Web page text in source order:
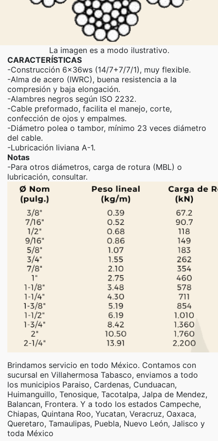
La imagen es a modo ilustrativo.
CARACTERÍSTICAS
-Construcción 6x36ws (14/7+7/7/1), muy flexible.
-Alma de acero (IWRC), buena resistencia a la
compresión y baja elongación.
-Alambres negros según ISO 2232.
-Cable preformado, facilita el manejo, corte,
confección de ojos y empalmes.
-Diámetro polea o tambor, mínimo 23 veces diámetro
del cable.
-Lubricación liviana A-1.
Notas
-Para otros diámetros, carga de rotura (MBL) o
lubricación, consultar.
Brindamos servicio en todo México. Contamos con
sucursal en Villahermosa Tabasco, enviamos a todo
los municipios Paraiso, Cardenas, Cunduacan,
Huimanguillo, Tenosique, Tacotalpa, Jalpa de Mendez,
Balancan, Frontera. Y a todo los estados Campeche,
Chiapas, Quintana Roo, Yucatan, Veracruz, Oaxaca,
Queretaro, Tamaulipas, Puebla, Nuevo León, Jalisco y
toda México